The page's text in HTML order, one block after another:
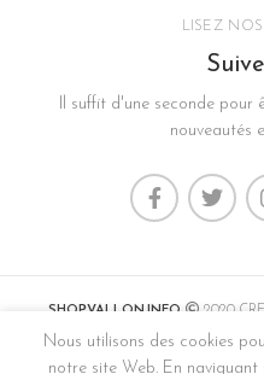
LISEZ
Il suffit d'une seconde
nouveautés
SHOP.VALLON.INFO 2020
MARCHÉ
CONTACT ,MENTIONS LÉGALES,
Nous utilisons des cookies
notre site Web. En